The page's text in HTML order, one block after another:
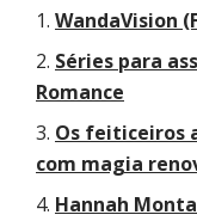
WandaVision
Séries para
Romance
Os feiticeiros
com magia
Hannah